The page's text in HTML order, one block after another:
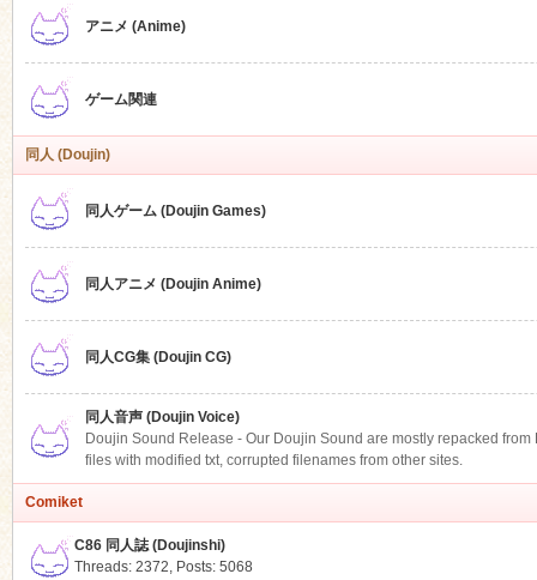
アニメ (Anime)
ゲーム関連
同人 (Doujin)
同人ゲーム (Doujin Games)
同人アニメ (Doujin Anime)
同人CG集 (Doujin CG)
同人音声 (Doujin Voice)
Doujin Sound Release - Our Doujin Sound are mostly repacked
files with modified txt, corrupted filenames from other sites.
Comiket
C86 同人誌 (Doujinshi)
Threads: 2372, Posts: 5068